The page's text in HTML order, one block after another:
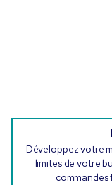
Développez votre
limites de votre
commandes